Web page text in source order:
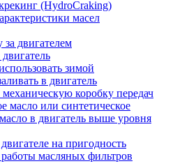
(НydroСraking)
масел
двигателем
зимой
в двигатель
механическую коробку передач
масло или синтетическое
в двигатель выше уровня
на пригодность
масляных фильтров